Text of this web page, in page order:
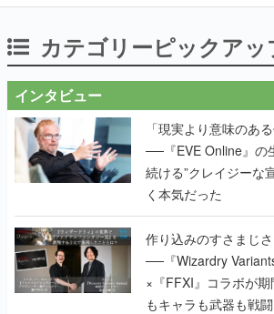
カテゴリーピックアッ
インタビュー
「現実より意味のあ
──『EVE Online』の
続ける”クレイジーな
く本気だった
作り込みのすさまじ
──『Wizardry
×『FFXI』コラボが
もキャラも武器も戦